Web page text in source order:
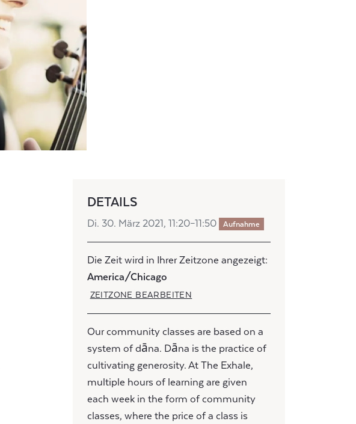
DETAILS
Di. 30. März 2021, 11:20–11:50 Aufnahme
Die Zeit wird in Ihrer Zeitzone angezeigt:
America/Chicago
ZEITZONE BEARBEITEN
Our community classes are based on a
system of dāna. Dāna is the practice of
cultivating generosity. At The Exhale,
multiple hours of learning are given
each week in the form of community
classes, where the price of a class is